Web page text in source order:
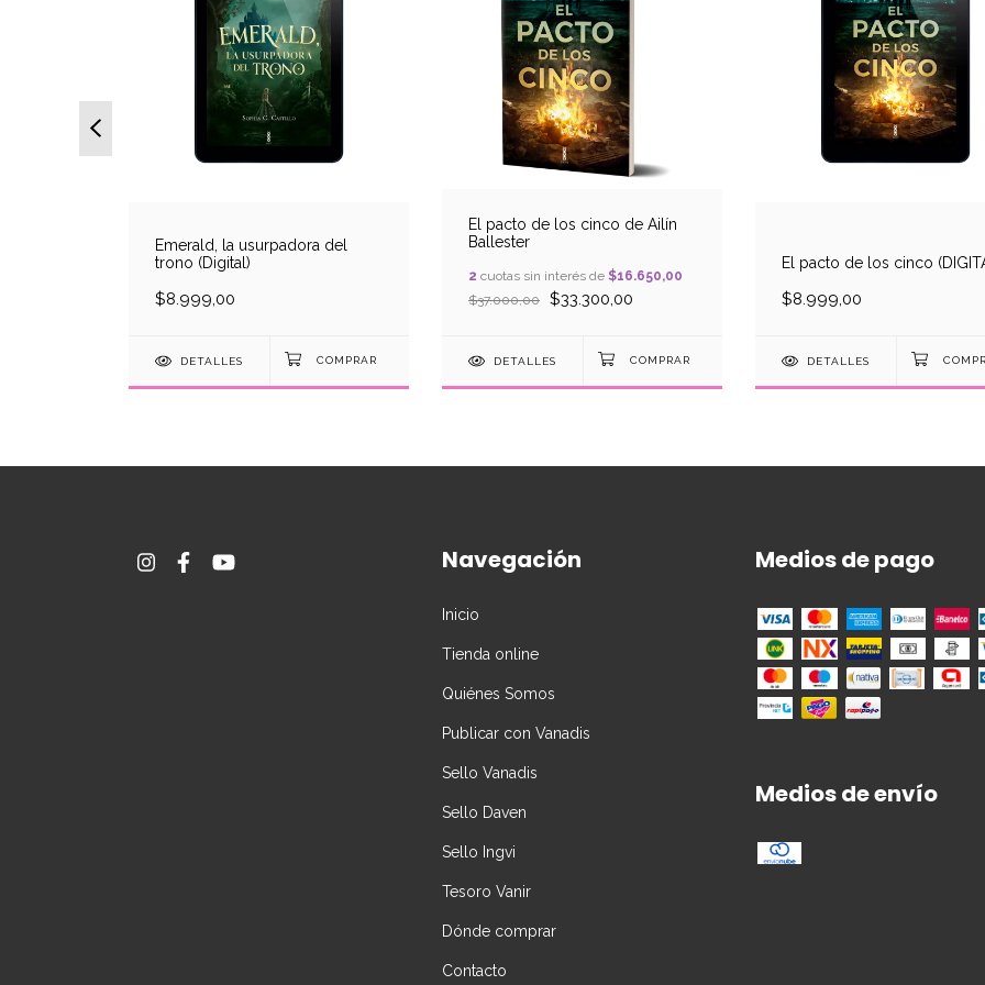
Emerald, la usurpadora del
trono (Digital)
$8.999,00
DETALLES
El pacto de los cinco de Ailín
Ballester
2 cuotas sin interés de $16.650,00
$37.000,00
$33.300,00
DETALLES
El pacto de los cinco
$8.999,00
DETALLES
Navegación
Inicio
Tienda online
Quiénes Somos
Publicar con Vanadis
Sello Vanadis
Sello Daven
Sello Ingvi
Tesoro Vanir
Dónde comprar
Contacto
Medios de pago
Medios de envío